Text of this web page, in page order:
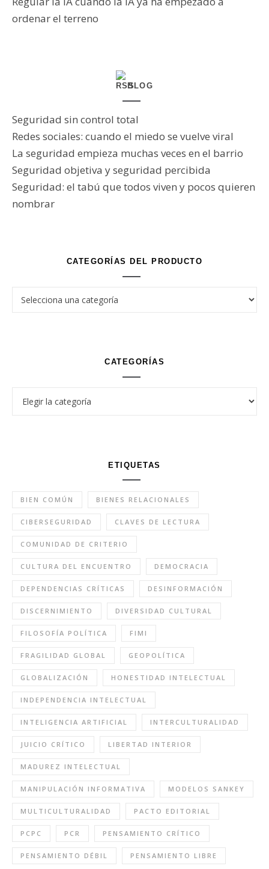
ordenar el terreno
BLOG
Seguridad sin control total
Redes sociales: cuando el miedo se vuelve viral
La seguridad empieza muchas veces en el barrio
Seguridad objetiva y seguridad percibida
Seguridad: el tabú que todos viven y pocos quieren
nombrar
CATEGORÍAS DEL PRODUCTO
CATEGORÍAS
Categorías
ETIQUETAS
BIEN COMÚN BIENES RELACIONALES
CIBERSEGURIDAD CLAVES DE LECTURA
COMUNIDAD DE CRITERIO
CULTURA DEL ENCUENTRO DEMOCRACIA
DEPENDENCIAS CRÍTICAS DESINFORMACIÓN
DISCERNIMIENTO DIVERSIDAD CULTURAL
FILOSOFÍA POLÍTICA FIMI
FRAGILIDAD GLOBAL GEOPOLÍTICA
GLOBALIZACIÓN HONESTIDAD INTELECTUAL
INDEPENDENCIA INTELECTUAL
INTELIGENCIA ARTIFICIAL INTERCULTURALIDAD
JUICIO CRÍTICO LIBERTAD INTERIOR
MADUREZ INTELECTUAL
MANIPULACIÓN INFORMATIVA MODELOS SANKEY
MULTICULTURALIDAD PACTO EDITORIAL
PCPC PCR PENSAMIENTO CRÍTICO
PENSAMIENTO DÉBIL PENSAMIENTO LIBRE